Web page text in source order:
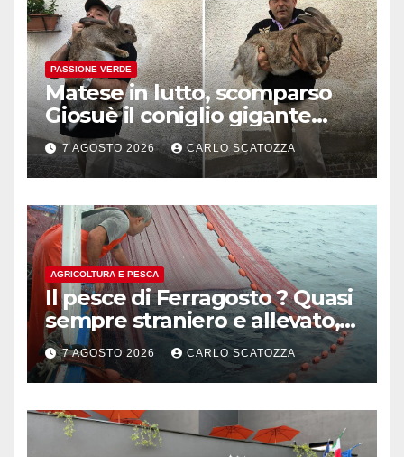
PASSIONE VERDE
Matese in lutto, scomparso
Giosuè il coniglio gigante
pluripremiato
7 AGOSTO 2026 CARLO SCATOZZA
AGRICOLTURA E PESCA
Il pesce di Ferragosto ? Quasi
sempre straniero e allevato,
in sofferenza
7 AGOSTO 2026 CARLO SCATOZZA